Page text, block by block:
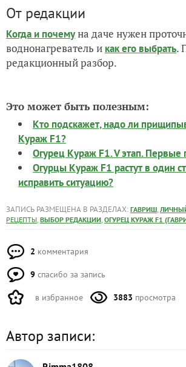
От редакции
Когда и почемуна даче нужен
воднонагреватель и как его выбрать.
редакционный разбор.
Это может быть полезным:
Кто подскажет, надо ли
Кураж F1?
Огурец Кураж F1. V этап. Первые
Огурцы Кураж F1 растут в один
исправить ситуацию?
ЗАПИСЬ РАЗМЕЩЕНА В РАЗДЕЛАХ: ГАВРИШ,
РЕЦЕПТЫ, ВЫБОР РЕДАКЦИИ, ОГУРЕЦ КУРАЖ F1
2 комментария
9 спасибо за запись
в избранное 3883 просмотра
Автор записи: